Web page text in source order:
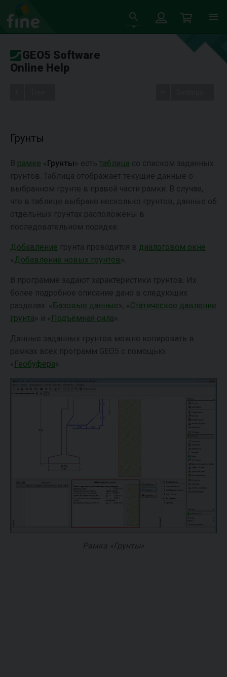
GEO5 Software
Online Help
Грунты
В рамке « Грунты » есть таблица со списком заданных
грунтов. Таблица отображает текущие данные о
выбранном грунте в правой части рамки. В случае,
что в таблице выбрано несколько грунтов, данные об
отдельных грунтах расположены в
последовательном порядке.
Добавление грунта проводится в диалоговом окне
« Добавление новых грунтов ».
В программе задают характеристики грунтов. Их
более подробное описание дано в следующих
разделах: « Базовые данные », « Статическое давление
грунта » и « Подъёмная сила ».
Данные заданных грунтов можно копировать в
рамках всех программ GEO5 с помощью
« Геобуфера ».
Рамка «Грунты»